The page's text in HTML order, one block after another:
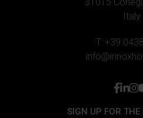
cui utilizzi il nostro sito ai
di analisi dei dati web,
potrebbero combinarle con
fornito loro o che hanno
31015
Italy
T. +39
SIGN UP FOR THE